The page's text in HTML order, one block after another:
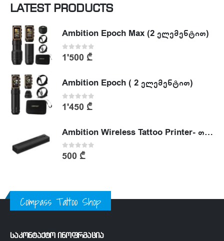
LATEST PRODUCTS
Ambition Epoch Max (2 ელემენტით)
0out of 5
1'500 ₾
Ambition Epoch ( 2 ელემენტით)
0out of 5
1'450 ₾
Ambition Wireless Tattoo Printer- თერმული პრინტერი
0out of 5
500 ₾
Compass Tattoo Shop
საკონტაქტო ინოფრმაცია